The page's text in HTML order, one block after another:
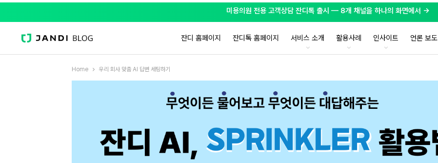
미용의원 전용 고객상담 잔디톡 출시 — 8개 채널을 하나의 화면에서 →
잔디 홈페이지 잔디톡 홈페이지 서비스 소개 활용사례 인사이트 언론 보도
Home 우리 회사 맞춤 AI 답변 세팅하기